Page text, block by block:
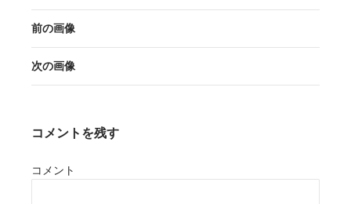
前の画像
次の画像
コメントを残す
コメント